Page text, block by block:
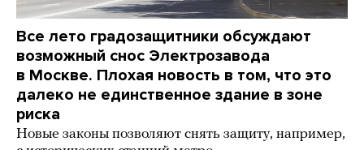
Все лето градозащитники обсуждают
возможный снос Электрозавода
в Москве. Плохая новость в том, что это
далеко не единственное здание в зоне
риска
Новые законы позволяют снять защиту, например,